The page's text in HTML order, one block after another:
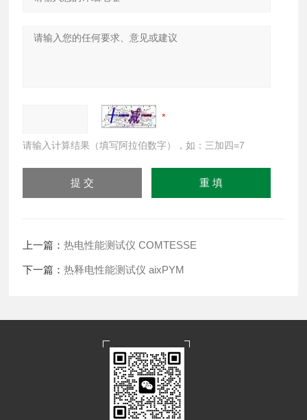
请输入计算结果（填写阿拉伯数字），如：三加四=7
上一篇：热电性能测试仪 COMTESSE
下一篇：热释电性能测试仪 aixPYM